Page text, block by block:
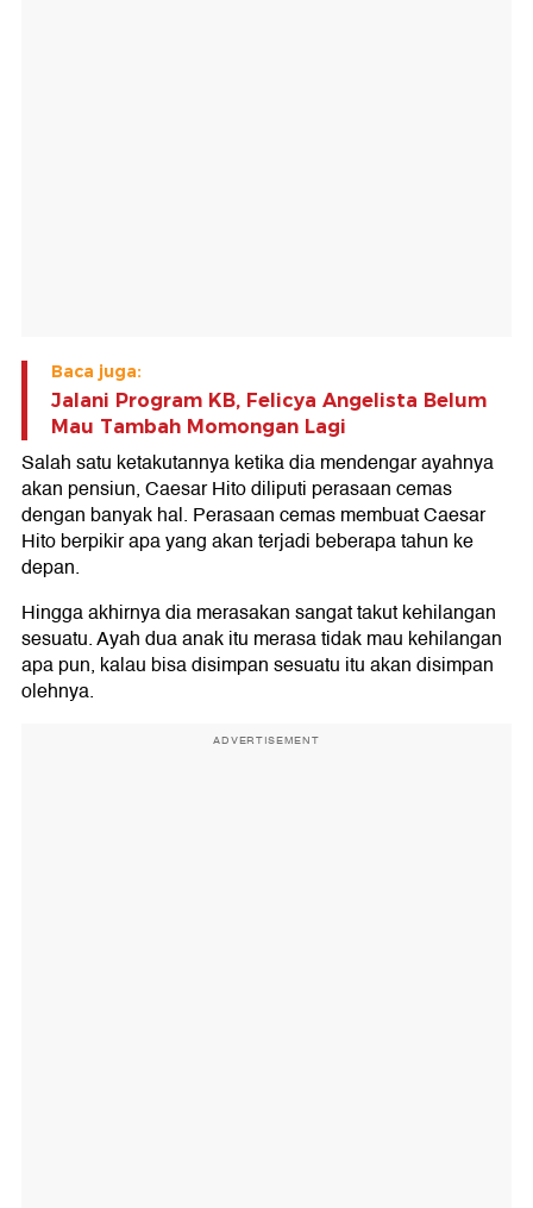
Baca juga:
Jalani Program KB, Felicya Angelista Belum
Mau Tambah Momongan Lagi
Salah satu ketakutannya ketika dia mendengar ayahnya
akan pensiun, Caesar Hito diliputi perasaan cemas
dengan banyak hal. Perasaan cemas membuat Caesar
Hito berpikir apa yang akan terjadi beberapa tahun ke
depan.
Hingga akhirnya dia merasakan sangat takut kehilangan
sesuatu. Ayah dua anak itu merasa tidak mau kehilangan
apa pun, kalau bisa disimpan sesuatu itu akan disimpan
olehnya.
ADVERTISEMENT